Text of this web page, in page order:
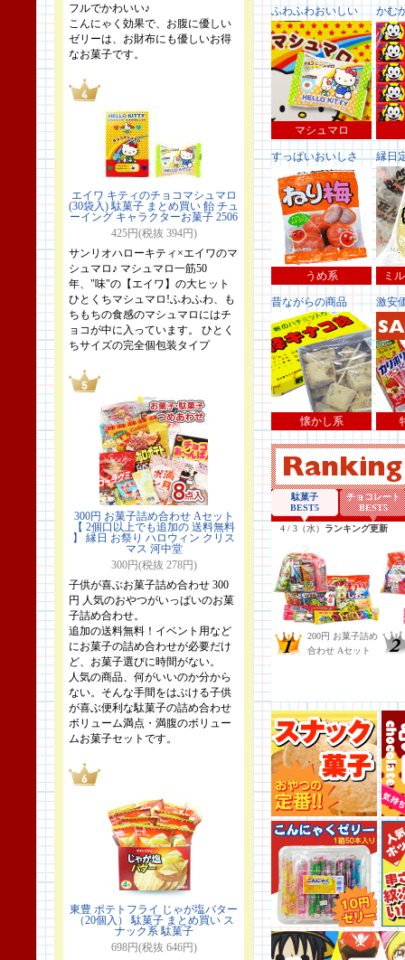
フルでかわいい♪
こんにゃく効果で、お腹に優しい
ゼリーは、お財布にも優しいお得
なお菓子です。
エイワ キティのチョコマシュマロ
(30袋入) 駄菓子 まとめ買い 飴 チュ
ーイング キャラクターお菓子 2506
425円(税抜 394円)
サンリオハローキティ×エイワのマ
シュマロ♪ マシュマロ一筋50
年、"味"の【エイワ】の大ヒット
ひとくちマシュマロ!ふわふわ、も
ちもちの食感のマシュマロにはチ
ョコが中に入っています。 ひとく
ちサイズの完全個包装タイプ
300円 お菓子詰め合わせ Aセット
【 2個口以上でも追加の 送料無料
】 縁日 お祭り ハロウィン クリス
マス 河中堂
300円(税抜 278円)
子供が喜ぶお菓子詰め合わせ 300
円 人気のおやつがいっぱいのお菓
子詰め合わせ。
追加の送料無料！イベント用など
にお菓子の詰め合わせが必要だけ
ど、お菓子選びに時間がない。
人気の商品、何がいいのか分から
ない。そんな手間をはぶける子供
が喜ぶ便利な駄菓子の詰め合わせ
ボリューム満点・満腹のボリュー
ムお菓子セットです。
東豊 ポテトフライ じゃが塩バター
（20個入） 駄菓子 まとめ買い ス
ナック系 駄菓子
698円(税抜 646円)
ふわふわおいしい
マシュマロ
かむ
すっぱいおいしさ
うめ系
縁日
ミ
昔ながらの商品
懐かし系
激安